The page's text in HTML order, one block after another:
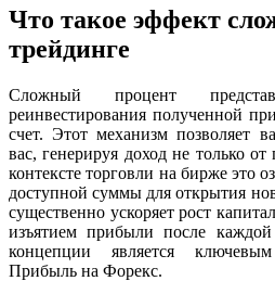
Что такое эффект
трейдинге
Сложный процент
реинвестирования полученной
счет. Этот механизм позволяет
вас, генерируя доход не только
контексте торговли на бирже это
доступной суммы для открытия
существенно ускоряет рост
изъятием прибыли после
концепции является
Прибыль на Форекс.